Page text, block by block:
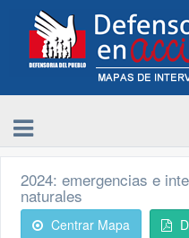
2024: emergencias e
naturales
Centrar Mapa